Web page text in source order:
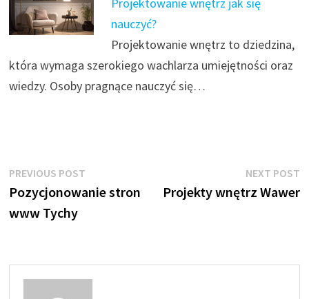
nauczyć?
Projektowanie wnętrz to dziedzina,
która wymaga szerokiego wachlarza umiejętności oraz
wiedzy. Osoby pragnące nauczyć się…
Nawigacja
wpisu
PREVIOUS POSTPrevious
post:
Pozycjonowanie stron
www Tychy
NEXT POST
Projekty wnętrz Wawer